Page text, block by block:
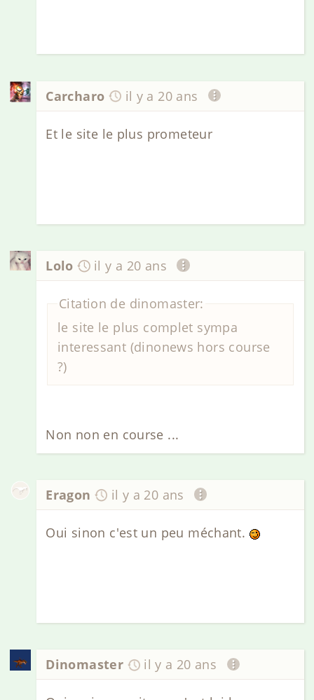
Carcharo il y a 20 ans
Et le site le plus prometeur
Lolo il y a 20 ans
Citation de dinomaster:
le site le plus complet sympa
interessant (dinonews hors course
?)
Non non en course ...
Eragon il y a 20 ans
Oui sinon c'est un peu méchant.
Dinomaster il y a 20 ans